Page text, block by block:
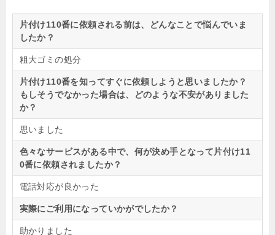
片付け110番に依頼される前は、どんなことで悩んでいま
したか？
粗大ゴミの処分
片付け110番を知ってすぐに依頼しようと思いましたか？
もしそうでなかった場合は、どのような不安がありました
か？
思いました
色々なサービスがある中で、何が決め手となって片付け11
0番に依頼されましたか？
電話対応が良かった
実際にご利用になっていかがでしたか？
助かりました